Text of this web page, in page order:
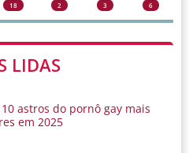
18 2 3 6
LIDAS
10 astros do pornô gay mais
em 2025